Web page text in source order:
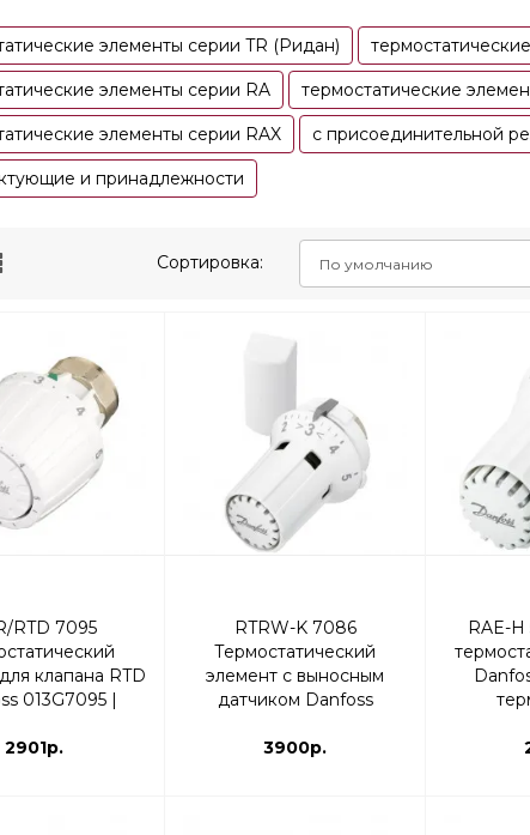
элементы серии TR (Ридан)
элементы серии RA термостатические
элементы серии RAX c присоединительной
и принадлежности
Сортировка:
RTD 7095
клапана RTD
013G7095 |
2901р.
RTRW-K 7086
Термостатический
элемент с выносным
датчиком Danfoss
3900р.
RAE-